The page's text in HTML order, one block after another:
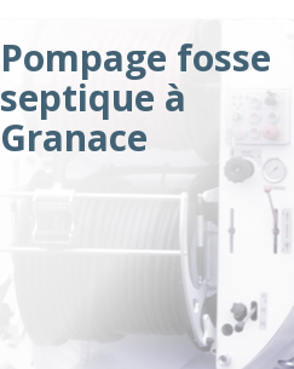
Pompage fosse
septique à
Granace